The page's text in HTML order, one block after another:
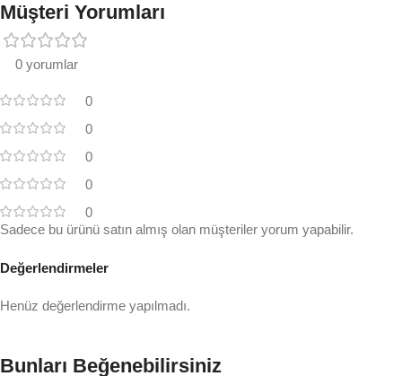
Müşteri Yorumları
0 yorumlar
0
0
0
0
0
Değerlendirmeler
Henüz değerlendirme yapılmadı.
Sadece bu ürünü satın almış olan müşteriler yorum yapabilir.
Bunları Beğenebilirsiniz